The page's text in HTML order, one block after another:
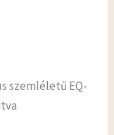
szemléletű EQ-